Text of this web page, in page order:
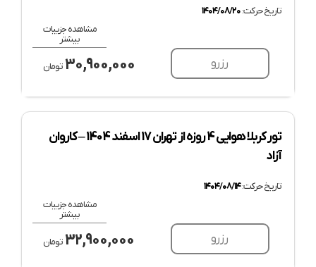
تاریخ حرکت:۱۴۰۴/۰۸/۲۰
30,900,000تومان رزرو
مشاهده جزییات
بیشتر
تور کربلا هوایی 4 روزه از تهران 17 اسفند 1404 – کاروان
آزاد
تاریخ حرکت:۱۴۰۴/۰۸/۱۴
32,900,000تومان رزرو
مشاهده جزییات
بیشتر